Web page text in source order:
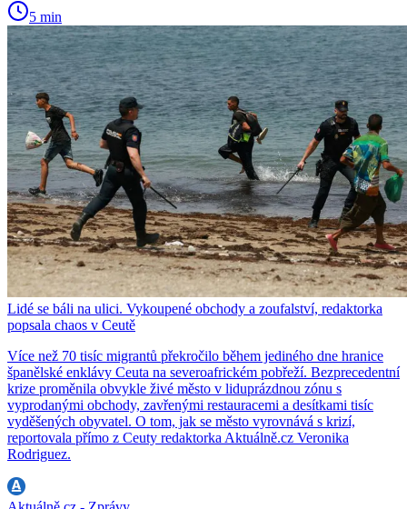
5 min
Lidé se báli na ulici. Vykoupené obchody a zoufalství, redaktorka
popsala chaos v Ceutě
Více než 70 tisíc migrantů překročilo během jediného dne hranice
španělské enklávy Ceuta na severoafrickém pobřeží. Bezprecedentní
krize proměnila obvykle živé město v liduprázdnou zónu s
vyprodanými obchody, zavřenými restauracemi a desítkami tisíc
vyděšených obyvatel. O tom, jak se město vyrovnává s krizí,
reportovala přímo z Ceuty redaktorka Aktuálně.cz Veronika
Rodriguez.